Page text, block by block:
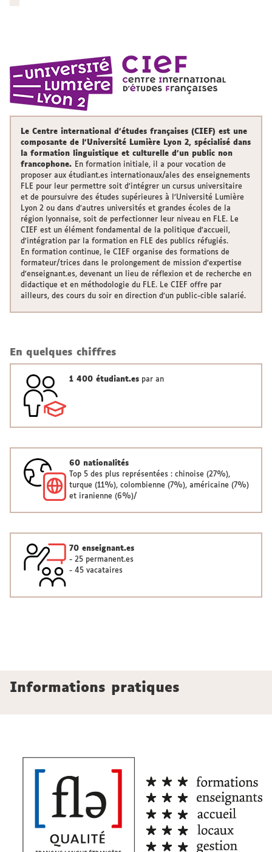
Le Centre international d’études françaises (CIEF) est une
composante de l’Université Lumière Lyon 2, spécialisé dans
la formation linguistique et culturelle d’un public non
francophone. En formation initiale, il a pour vocation de
proposer aux étudiant.es internationaux/ales des enseignements
FLE pour leur permettre soit d’intégrer un cursus universitaire
et de poursuivre des études supérieures à l’Université Lumière
Lyon 2 ou dans d’autres universités et grandes écoles de la
région lyonnaise, soit de perfectionner leur niveau en FLE. Le
CIEF est un élément fondamental de la politique d'accueil,
d'intégration par la formation en FLE des publics réfugiés.
En formation continue, le CIEF organise des formations de
formateur/trices dans le prolongement de mission d’expertise
d’enseignant.es, devenant un lieu de réflexion et de recherche en
didactique et en méthodologie du FLE. Le CIEF offre par
ailleurs, des cours du soir en direction d’un public-cible salarié.
En quelques chiffres
1 400 étudiant.es par an
60 nationalités
Top 5 des plus représentées : chinoise (27%),
turque (11%), colombienne (7%), américaine (7%)
et iranienne (6%)/
70 enseignant.es
- 25 permanent.es
- 45 vacataires
Informations pratiques